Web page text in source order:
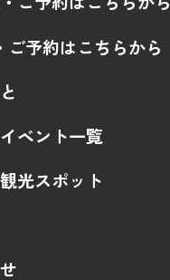
ご予約はこちらから
ベント一覧
光スポット